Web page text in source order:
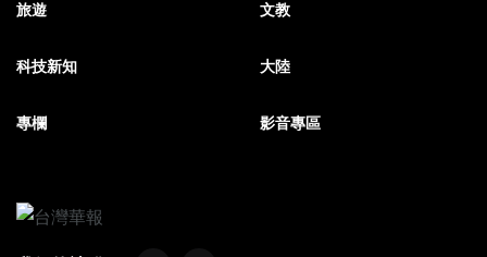
旅遊 文教
科技新知 大陸
專欄 影音專區